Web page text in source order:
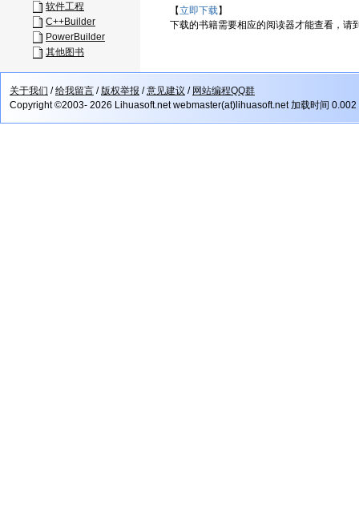
软件工程
C++Builder
PowerBuilder
其他图书
【立即下载】
下载的书籍需要相应的阅读器才能查看，
关于我们 /给我留言 /版权举报 /意见建议 / 网站编程QQ群
Copyright ©2003- 2026 Lihuasoft.net webmaster(at)lihuasoft.net 加载时间 0.002